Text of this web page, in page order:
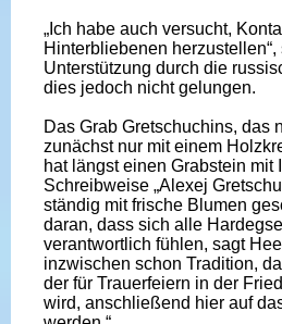
„Ich habe auch versucht,
Hinterbliebenen
Unterstützung durch die
dies jedoch nicht gelungen.
Das Grab Gretschuchins, das
zunächst nur mit einem
hat längst einen Grabstein mit
Schreibweise „Alexej
ständig mit frische Blumen
daran, dass sich alle
verantwortlich fühlen, sagt
inzwischen schon Tradition,
der für Trauerfeiern in der
wird, anschließend hier auf